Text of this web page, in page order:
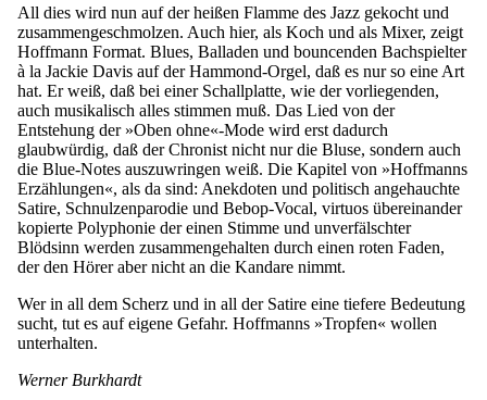
All dies wird nun auf der heißen Flamme des Jazz gekocht und
zusammengeschmolzen. Auch hier, als Koch und als Mixer, zeigt
Hoffmann Format. Blues, Balladen und bouncenden Bachspielter
à la Jackie Davis auf der Hammond-Orgel, daß es nur so eine Art
hat. Er weiß, daß bei einer Schallplatte, wie der vorliegenden,
auch musikalisch alles stimmen muß. Das Lied von der
Entstehung der »Oben ohne«-Mode wird erst dadurch
glaubwürdig, daß der Chronist nicht nur die Bluse, sondern auch
die Blue-Notes auszuwringen weiß. Die Kapitel von »Hoffmanns
Erzählungen«, als da sind: Anekdoten und politisch angehauchte
Satire, Schnulzenparodie und Bebop-Vocal, virtuos übereinander
kopierte Polyphonie der einen Stimme und unverfälschter
Blödsinn werden zusammengehalten durch einen roten Faden,
der den Hörer aber nicht an die Kandare nimmt.
Wer in all dem Scherz und in all der Satire eine tiefere Bedeutung
sucht, tut es auf eigene Gefahr. Hoffmanns »Tropfen« wollen
unterhalten.
Werner Burkhardt